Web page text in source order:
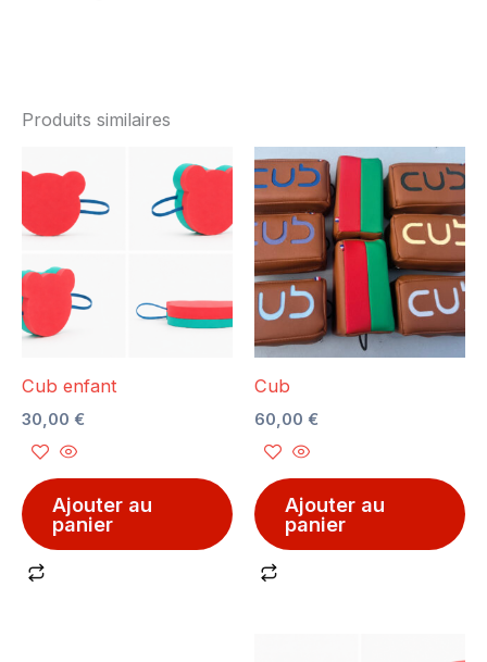
Produits similaires
Cub enfant
30,00 €
Ajouter au
panier
Cub
60,00 €
Ajouter au
panier